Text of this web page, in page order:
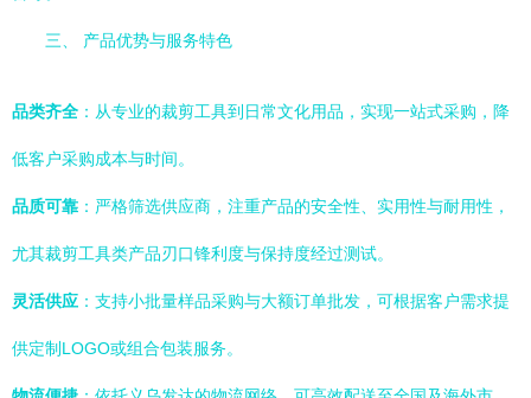
三、 产品优势与服务特色
品类齐全 ：从专业的裁剪工具到日常文化用品，实现一站式采购，降
低客户采购成本与时间。
品质可靠 ：严格筛选供应商，注重产品的安全性、实用性与耐用性，
尤其裁剪工具类产品刃口锋利度与保持度经过测试。
灵活供应 ：支持小批量样品采购与大额订单批发，可根据客户需求提
供定制LOGO或组合包装服务。